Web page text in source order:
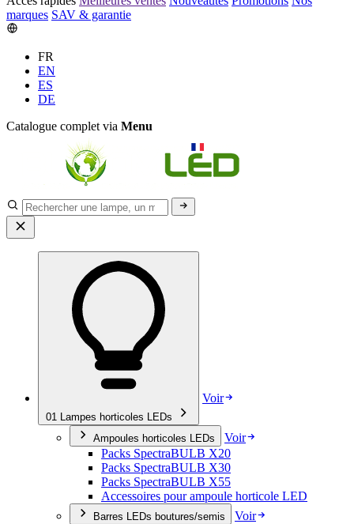
marques SAV & garantie
FR
EN
ES
DE
Catalogue complet via Menu
01 Lampes horticoles LEDs
Voir
Ampoules horticoles LEDs
Voir
Packs SpectraBULB X20
Packs SpectraBULB X30
Packs SpectraBULB X55
Accessoires pour ampoule horticole LED
Barres LEDs boutures/semis
Voir